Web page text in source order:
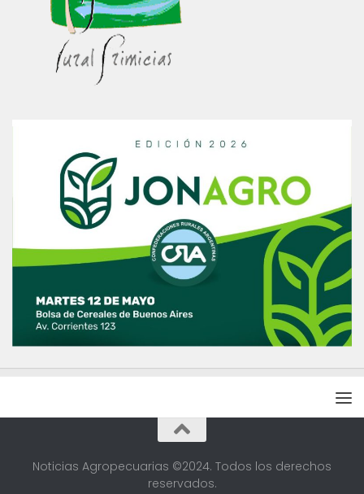
Noticias Agropecuarias ©2024. Todos los derechos
reservados.